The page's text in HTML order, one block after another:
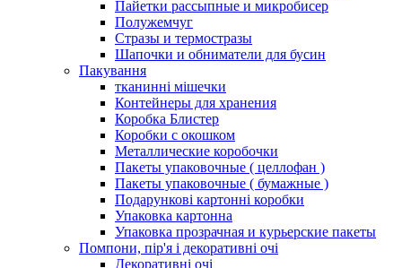
Пайетки рассыпные и микробисер
Полужемчуг
Стразы и термостразы
Шапочки и обниматели для бусин
Пакування
тканинні мішечки
Контейнеры для хранения
Коробка Блистер
Коробки с окошком
Металлические коробочки
Пакеты упаковочные ( целлофан )
Пакеты упаковочные ( бумажные )
Подарункові картонні коробки
Упаковка картонна
Упаковка прозрачная и курьерские пакеты
Помпони, пір'я і декоративні очі
Декоративні очі